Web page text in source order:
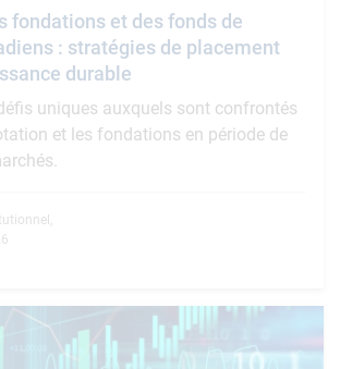
fondations et des fonds de
: stratégies de placement
durable
uniques auxquels sont confrontés
et les fondations en période de
,